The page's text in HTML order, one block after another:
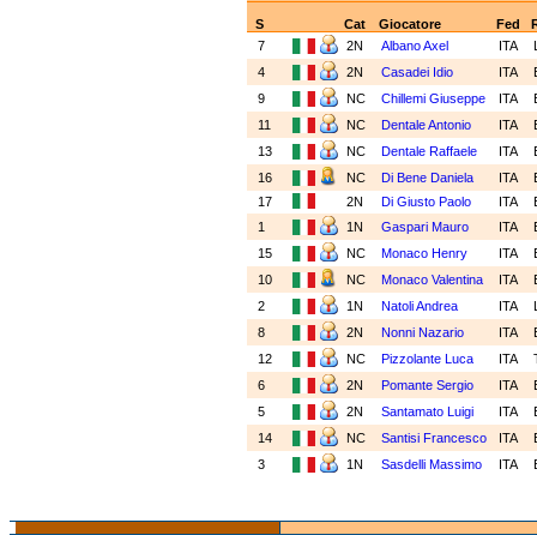
S Cat Giocatore Fed
7
2N Albano Axel ITA
4
2N Casadei Idio ITA
9
NC Chillemi Giuseppe ITA
11
NC Dentale Antonio ITA
13
NC Dentale Raffaele ITA
16
NC Di Bene Daniela ITA
17
2N Di Giusto Paolo ITA
1
1N Gaspari Mauro ITA
15
NC Monaco Henry ITA
10
NC Monaco Valentina ITA
2
1N Natoli Andrea ITA
8
2N Nonni Nazario ITA
12
NC Pizzolante Luca ITA
6
2N Pomante Sergio ITA
5
2N Santamato Luigi ITA
14
NC Santisi Francesco ITA
3
1N Sasdelli Massimo ITA